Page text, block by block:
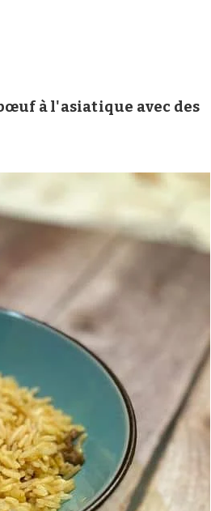
à l'asiatique avec des